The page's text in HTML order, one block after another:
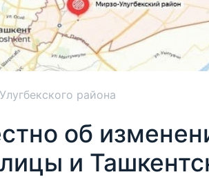
района
об
и